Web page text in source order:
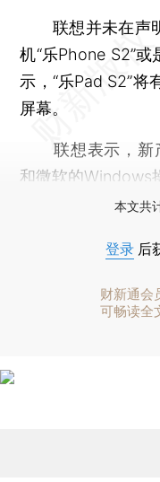
联想并未在声明
机“乐Phone S2”或
示，“乐Pad S2”
屏幕。
联想表示，新
和微软的Windows
本文共
登录 后
财新通会
可畅读全